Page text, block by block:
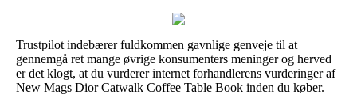
Trustpilot indebærer fuldkommen gavnlige genveje til at
gennemgå ret mange øvrige konsumenters meninger og herved
er det klogt, at du vurderer internet forhandlerens vurderinger af
New Mags Dior Catwalk Coffee Table Book inden du køber.